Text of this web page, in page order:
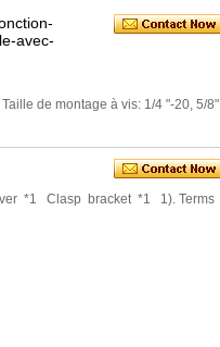
avec-
de montage à vis: 1/4 "-20, 5/8"
*1 Clasp bracket *1 1). Terms